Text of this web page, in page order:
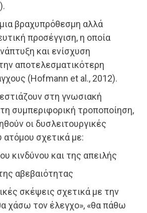
βραχυπρόθεσμη αλλά
προσέγγιση, η οποία
και ενίσχυση
αποτελεσματικότερη
(Hofmann et al., 2012).
στη γνωσιακή
συμπεριφορική τροποποίηση,
οι δυσλειτουργικές
ατόμου σχετικά με:
κινδύνου και της απειλής
αβεβαιότητας
σκέψεις σχετικά με την
χάσω τον έλεγχο», «θα πάθω